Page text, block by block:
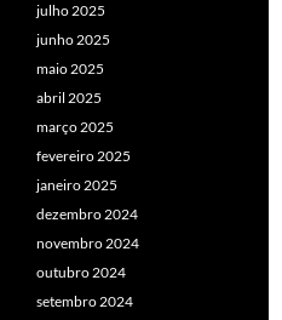
julho 2025
junho 2025
maio 2025
abril 2025
março 2025
fevereiro 2025
janeiro 2025
dezembro 2024
novembro 2024
outubro 2024
setembro 2024